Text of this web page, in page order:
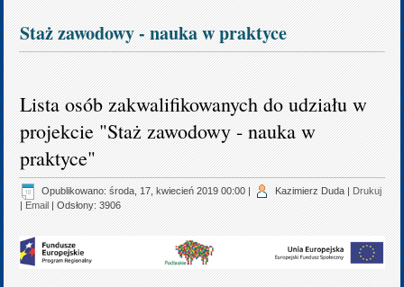
Staż zawodowy - nauka w praktyce
Lista osób zakwalifikowanych do udziału w
projekcie "Staż zawodowy - nauka w
praktyce"
Opublikowano: środa, 17, kwiecień 2019 00:00 | Kazimierz Duda |Drukuj
|Email | Odsłony: 3906